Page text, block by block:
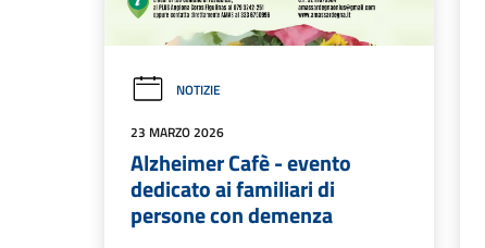
NOTIZIE
23 MARZO 2026
Alzheimer Cafè - evento
dedicato ai familiari di
persone con demenza